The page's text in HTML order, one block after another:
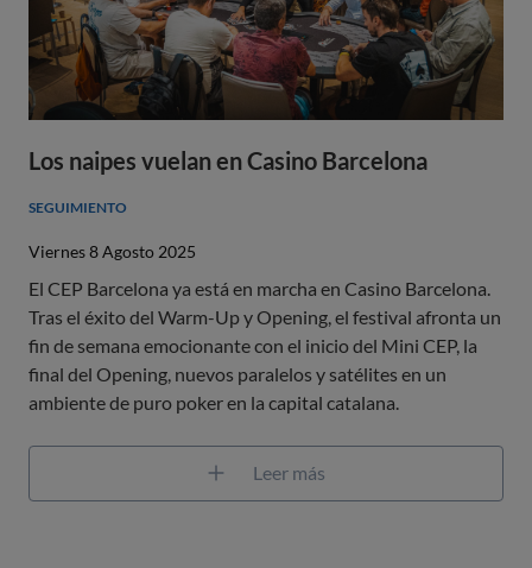
Los naipes vuelan en Casino Barcelona
SEGUIMIENTO
Viernes 8 Agosto 2025
El CEP Barcelona ya está en marcha en Casino Barcelona.
Tras el éxito del Warm-Up y Opening, el festival afronta un
fin de semana emocionante con el inicio del Mini CEP, la
final del Opening, nuevos paralelos y satélites en un
ambiente de puro poker en la capital catalana.
Leer más